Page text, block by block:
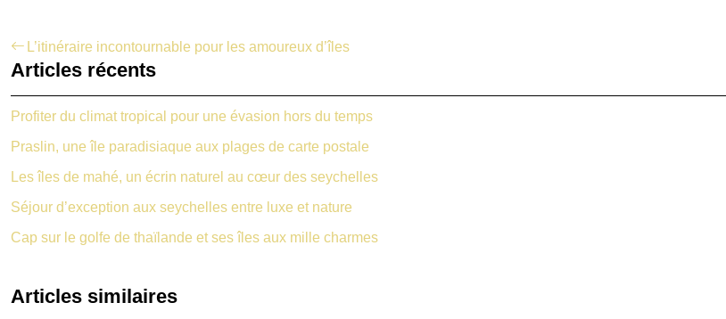
L’itinéraire incontournable pour les amoureux d’îles
Articles récents
Profiter du climat tropical pour une évasion hors du temps
Praslin, une île paradisiaque aux plages de carte postale
Les îles de mahé, un écrin naturel au cœur des seychelles
Séjour d’exception aux seychelles entre luxe et nature
Cap sur le golfe de thaïlande et ses îles aux mille charmes
Articles similaires